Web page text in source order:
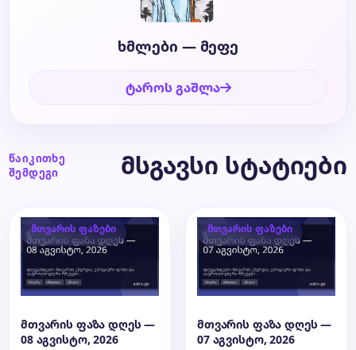
ხმლები — მეფე
ტაროს გაშლა
წაიკითხე
შემდეგი
მსგავსი სტატიები
მთვარის ფაზები
მთვარის ფაზა დღეს —
08 აგვისტო, 2026
მთვარის ფაზები
მთვარის ფაზა დღეს —
07 აგვისტო, 2026